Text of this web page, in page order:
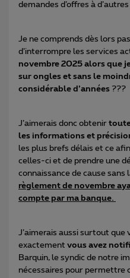
demandes d’offres à
Je ne comprends dès lors
d’interrompre les services
novembre 2025 alors que
sur ongles et sans le
considérable d’années ???
J’aimerais donc obtenir
les informations et
les plus brefs délais et ce
celles-ci et de prendre une
connaissance de cause sans
règlement de novembre
compte par ma banque.
J’aimerais aussi surtout que
exactement vous avez
Barquin, le syndic de notre
nécessaires pour permettre